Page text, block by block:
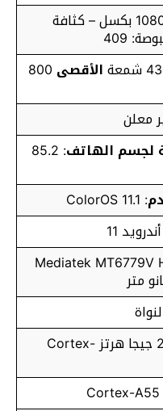
: 2400 × 1080 بكسل – كثافة
409
الأقصى 800
معلن
لجسم الهاتف : 85.2
: ColorOS 11.1
11
: Mediatek MT6779V
: 2×2.2 جيجا هرتز Cortex-